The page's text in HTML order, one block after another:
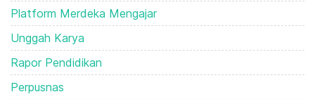
Platform Merdeka Mengajar
Unggah Karya
Rapor Pendidikan
Perpusnas